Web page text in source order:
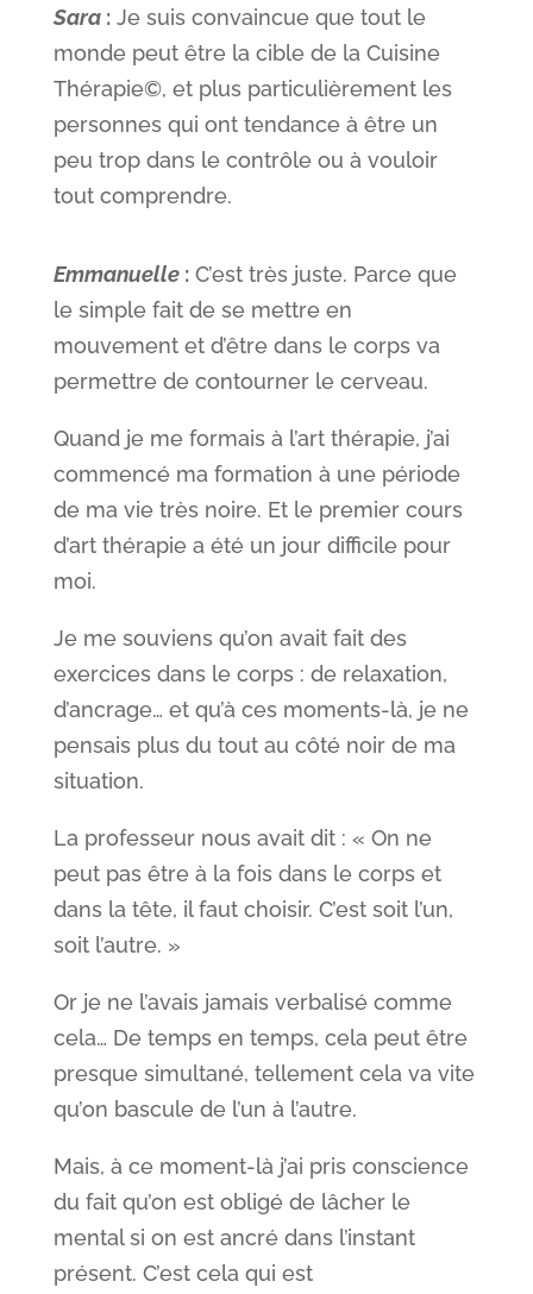
Sara:Je suis convaincue que tout le
monde peut être la cible de la Cuisine
Thérapie©, et plus particulièrement les
personnes qui ont tendance à être un
peu trop dans le contrôle ou à vouloir
tout comprendre.
Emmanuelle:C’est très juste. Parce que
le simple fait de se mettre en
mouvement et d’être dans le corps va
permettre de contourner le cerveau.
Quand je me formais à l’art thérapie, j’ai
commencé ma formation à une période
de ma vie très noire. Et le premier cours
d’art thérapie a été un jour difficile pour
moi.
Je me souviens qu’on avait fait des
exercices dans le corps : de relaxation,
d’ancrage… et qu’à ces moments-là, je ne
pensais plus du tout au côté noir de ma
situation.
La professeur nous avait dit : « On ne
peut pas être à la fois dans le corps et
dans la tête, il faut choisir. C’est soit l’un,
soit l’autre. »
Or je ne l’avais jamais verbalisé comme
cela… De temps en temps, cela peut être
presque simultané, tellement cela va vite
qu’on bascule de l’un à l’autre.
Mais, à ce moment-là j’ai pris conscience
du fait qu’on est obligé de lâcher le
mental si on est ancré dans l’instant
présent. C’est cela qui est